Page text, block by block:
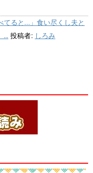
てると…」食い尽くし夫と
... 投稿者: しろみ